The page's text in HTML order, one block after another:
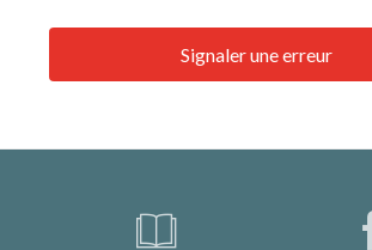
Signaler une erreur